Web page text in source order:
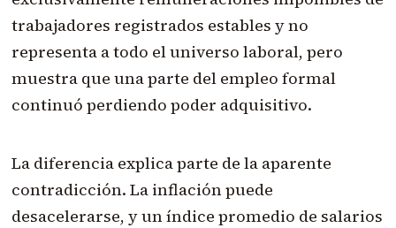
trabajadores registrados estables y no
representa a todo el universo laboral, pero
muestra que una parte del empleo formal
continuó perdiendo poder adquisitivo.
La diferencia explica parte de la aparente
contradicción. La inflación puede
desacelerarse, y un índice promedio de salarios